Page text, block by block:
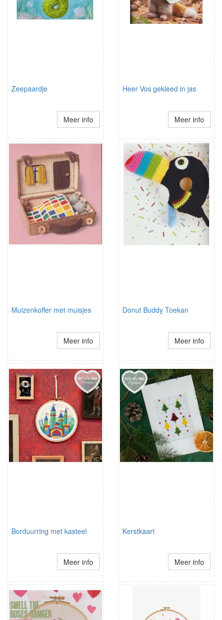
Zeepaardje
Meer info
Heer Vos gekleed in jas
Meer info
Muizenkoffer met muisjes
Meer info
Donut Buddy Toekan
Meer info
Borduurring met kasteel
Meer info
Kerstkaart
Meer info